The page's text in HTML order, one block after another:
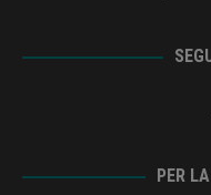
PER